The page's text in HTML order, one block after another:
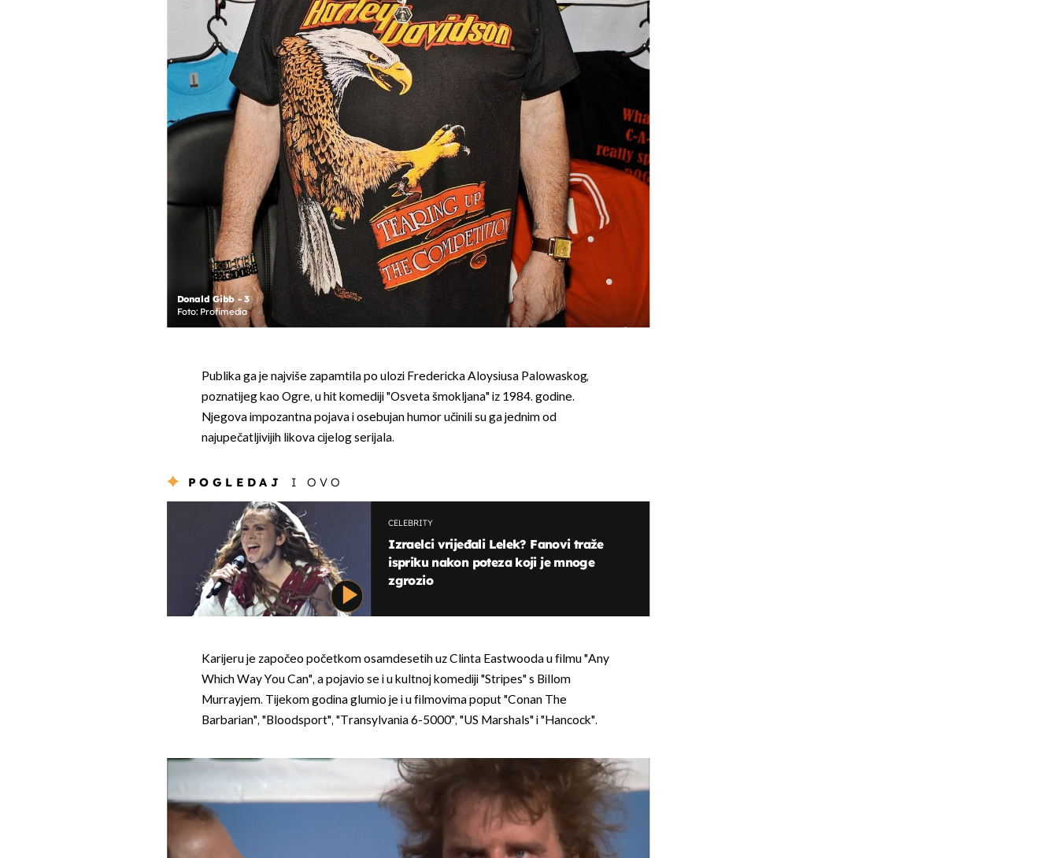
Donald Gibb - 3
Foto: Profimedia
Publika ga je najviše zapamtila po ulozi Fredericka Aloysiusa Palowaskog,
poznatijeg kao Ogre, u hit komediji "Osveta šmokljana" iz 1984. godine.
Njegova impozantna pojava i osebujan humor učinili su ga jednim od
najupečatljivijih likova cijelog serijala.
POGLEDAJ I OVO
CELEBRITY
Izraelci vrijeđali Lelek? Fanovi traže
ispriku nakon poteza koji je mnoge
zgrozio
Karijeru je započeo početkom osamdesetih uz Clinta Eastwooda u filmu "Any
Which Way You Can", a pojavio se i u kultnoj komediji "Stripes" s Billom
Murrayjem. Tijekom godina glumio je i u filmovima poput "Conan The
Barbarian", "Bloodsport", "Transylvania 6-5000", "US Marshals" i "Hancock".